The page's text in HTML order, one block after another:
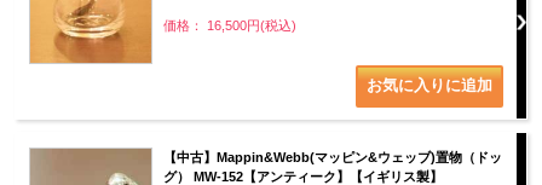
価格： 16,500円(税込)
【中古】Mappin&Webb(マッピン&ウェッブ)置物（ドッ
グ） MW-152【アンティーク】【イギリス製】